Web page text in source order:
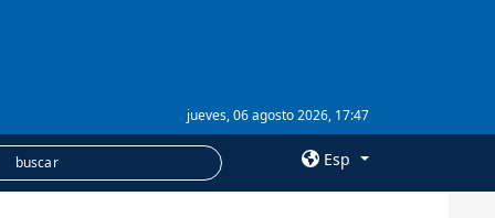
jueves, 06 agosto 2026, 17:47
Esp